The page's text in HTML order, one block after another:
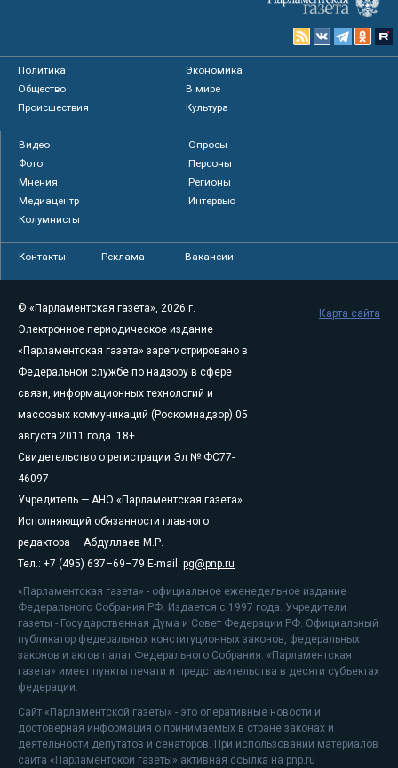
Политика
Экономика
Общество
В мире
Происшествия
Культура
Видео
Опросы
Фото
Персоны
Мнения
Регионы
Медиацентр
Интервью
Колумнисты
Контакты Реклама Вакансии
© «Парламентская газета», 2026 г.
Электронное периодическое издание
«Парламентская газета» зарегистрировано в
Федеральной службе по надзору в сфере
связи, информационных технологий и
массовых коммуникаций (Роскомнадзор) 05
августа 2011 года. 18+
Свидетельство о регистрации Эл № ФС77-
46097
Учредитель — АНО «Парламентская газета»
Исполняющий обязанности главного
редактора — Абдуллаев М.Р.
Тел.: +7 (495) 637–69–79 E-mail: pg@pnp.ru
«Парламентская газета» - официальное еженедельное издание
Федерального Собрания РФ. Издается с 1997 года. Учредители
газеты - Государственная Дума и Совет Федерации РФ. Официальный
публикатор федеральных конституционных законов, федеральных
законов и актов палат Федерального Собрания. «Парламентская
газета» имеет пункты печати и представительства в десяти субъектах
федерации.
Сайт «Парламентской газеты» - это оперативные новости и
достоверная информация о принимаемых в стране законах и
деятельности депутатов и сенаторов. При использовании материалов
сайта «Парламентской газеты» активная ссылка на pnp.ru
Карта сайта